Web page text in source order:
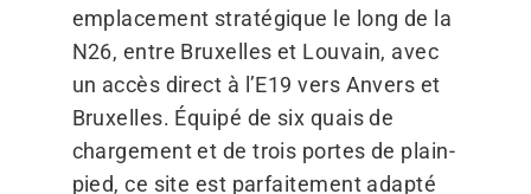
emplacement stratégique le long de la
N26, entre Bruxelles et Louvain, avec
un accès direct à l’E19 vers Anvers et
Bruxelles. Équipé de six quais de
chargement et de trois portes de plain-
pied, ce site est parfaitement adapté